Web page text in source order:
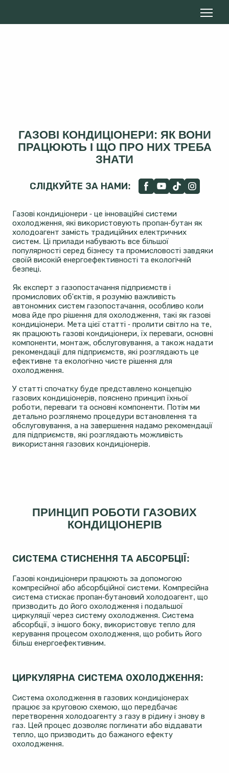
ГАЗОВІ КОНДИЦІОНЕРИ: ЯК ВОНИ
ПРАЦЮЮТЬ І ЩО ПРО НИХ ТРЕБА
ЗНАТИ
СЛІДКУЙТЕ ЗА НАМИ:
Газові кондиціонери - це інноваційні системи
охолодження, які використовують пропан-бутан як
холодоагент замість традиційних електричних
систем. Ці прилади набувають все більшої
популярності серед бізнесу та промисловості завдяки
своїй високій енергоефективності та екологічній
безпеці.
Як експерт з газопостачання підприємств і
промислових об'єктів, я розумію важливість
автономних систем газопостачання, особливо коли
мова йде про рішення для охолодження, такі як газові
кондиціонери. Мета цієї статті - пролити світло на те,
як працюють газові кондиціонери, їх переваги, основні
компоненти, монтаж, обслуговування, а також надати
рекомендації для підприємств, які розглядають це
ефективне та екологічно чисте рішення для
охолодження.
У статті спочатку буде представлено концепцію
газових кондиціонерів, пояснено принцип їхньої
роботи, переваги та основні компоненти. Потім ми
детально розглянемо процедури встановлення та
обслуговування, а на завершення надамо рекомендації
для підприємств, які розглядають можливість
використання газових кондиціонерів.
ПРИНЦИП РОБОТИ ГАЗОВИХ
КОНДИЦІОНЕРІВ
СИСТЕМА СТИСНЕННЯ ТА АБСОРБЦІЇ:
Газові кондиціонери працюють за допомогою
компресійної або абсорбційної системи. Компресійна
система стискає пропан-бутановий холодоагент, що
призводить до його охолодження і подальшої
циркуляції через систему охолодження. Система
абсорбції, з іншого боку, використовує тепло для
керування процесом охолодження, що робить його
більш енергоефективним.
ЦИРКУЛЯРНА СИСТЕМА ОХОЛОДЖЕННЯ:
Система охолодження в газових кондиціонерах
працює за круговою схемою, що передбачає
перетворення холодоагенту з газу в рідину і знову в
газ. Цей процес дозволяє поглинати або віддавати
тепло, що призводить до бажаного ефекту
охолодження.